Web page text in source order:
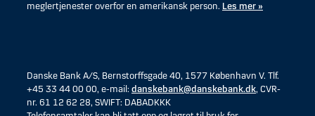
meglertjenester overfor en amerikansk person. Les mer »
Danske Bank A/S, Bernstorffsgade 40, 1577 København V. Tlf.
+45 33 44 00 00, e-mail: danskebank@danskebank.dk, CVR-
nr. 61 12 62 28, SWIFT: DABADKKK